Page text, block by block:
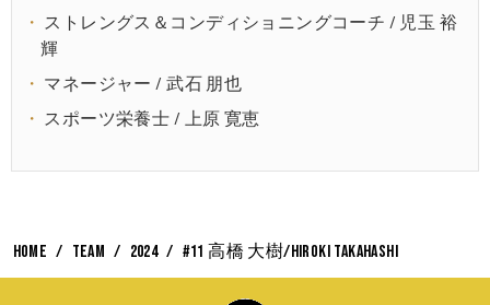
ストレングス＆コンディショニングコーチ / 児玉 裕
輝
マネージャー / 武石 朋也
スポーツ栄養士 / 上原 寛恵
HOME TEAM 2024 #11 高橋 大樹/Hiroki Takahashi